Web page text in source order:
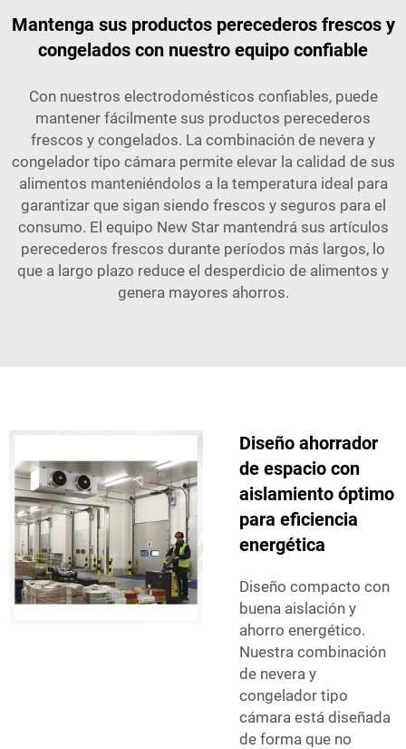
Mantenga sus productos perecederos frescos y
congelados con nuestro equipo confiable
Con nuestros electrodomésticos confiables, puede
mantener fácilmente sus productos perecederos
frescos y congelados. La combinación de nevera y
congelador tipo cámara permite elevar la calidad de sus
alimentos manteniéndolos a la temperatura ideal para
garantizar que sigan siendo frescos y seguros para el
consumo. El equipo New Star mantendrá sus artículos
perecederos frescos durante períodos más largos, lo
que a largo plazo reduce el desperdicio de alimentos y
genera mayores ahorros.
Diseño ahorrador
de espacio con
aislamiento óptimo
para eficiencia
energética
Diseño compacto con
buena aislación y
ahorro energético.
Nuestra combinación
de nevera y
congelador tipo
cámara está diseñada
de forma que no